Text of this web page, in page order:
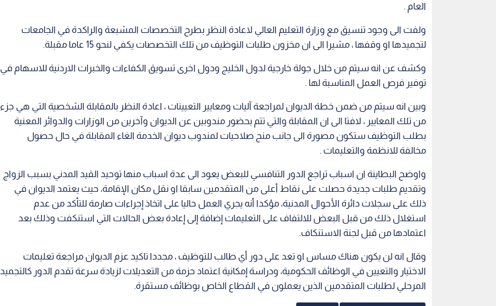
العام .
ولفت الى وجود تنسيق مع وزارة التعليم العالي لاعادة النظر بطرح التخصصات المشبعة والراكدة في الجامعات
لتجميدها او وقفها ، مشيرا الى ان مخزون طلبات التوظيف من تلك التخصصات يكفي لنحو 15 عاما مقبلة.
وكشف عن انه سيتم من خلال جولة خارجية لدول الخليج ودول اخرى تسويق الكفاءات والخبرات الاردنية للاسهام في
توفير فرص العمل المناسبة لها .
وبين انه سيتم من ضمن خطة الديوان لمراجعة آليات ومعايير التعيينات ، اعادة النظر بالمقابلة الشخصية التي هي جزء
من تلك المعايير ، لافتا الى ان المقابلة والتي تتم بحضور مندوبين عن الديوان وآخرين من الوزارات والدوائر المعنية
بطلب التوظيف ستكون مصورة الى جانب منح صلاحيات لمندوب ديوان الخدمة الغاء المقابلة في حال حصول
مخالفة للانظمة والتعليمات .
واوضح البطاينة ان اسباب تراجع الدور التنافسي للبعض يعود الى عدة اسباب منها توحيد القيد المدني بسبب الزواج
وتقديم طلبات جديدة حصلت على نقاط أعلى من المتقدمين سابقا او نقل مكان الإقامة، حيث يعتمد الديوان في
ذلك على سجلات دائرة الأحوال المدنية، مؤكدا أنه يجري العمل حاليا على اتخاذ إجراءات صارمة للتأكد من عدم
استغلال ذلك من قبل البعض للالتفاف على التعليمات إضافة إلى إعادة بعض الحالات التي استنكفت وذلك بعد
اعتمادها من قبل لجنة الاستنكاف.
وقال انه لن يكون هناك مساس او تعد على دور أي طالب للتوظيف ، مجددا تاكيد عزم الديوان مراجعة تعليمات
الاختيار والتعيين في الوظائف الحكومية، ودراسة إمكانية اعتماد حزمة من التعديلات لزيادة سرعة تقدم الدور كالتجميد
المرحلي لطلبات المتقدمين الذين يعملون في القطاع الخاص بوظائف مستقرة.